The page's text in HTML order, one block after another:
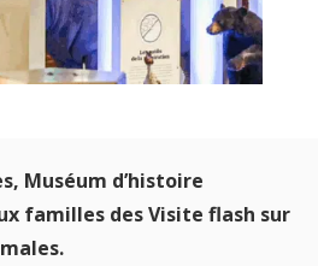
Muséum d’histoire
familles des Visite flash sur